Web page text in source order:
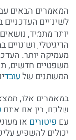
המאמרים הבאים
לשינויים
יותר מתמיד,
הדיגיטלי,
מעמיקה יותר.
משפטיים חדשים,
המשתנים שלעובד
במאמרים אלו,
שלכם, בין אם אתם
עם פיטורים או
יכולים להשפיע